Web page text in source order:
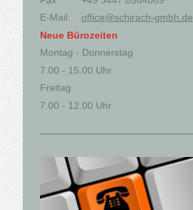
E-Mail: office@schirach-gmbh.de
Neue Bürozeiten
Montag - Donnerstag
7.00 - 15.00 Uhr
Freitag
7.00 - 12.00 Uhr